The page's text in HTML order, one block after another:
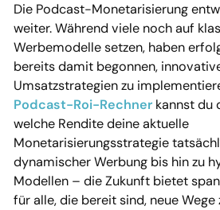
Die Podcast-Monetarisierung
weiter. Während viele noch auf
Werbemodelle setzen, haben
bereits damit begonnen,
Umsatzstrategien zu
Podcast-Roi-Rechner kannst du
welche Rendite deine aktuelle
Monetarisierungsstrategie
dynamischer Werbung bis hin zu
Modellen – die Zukunft bietet
für alle, die bereit sind, neue Wege